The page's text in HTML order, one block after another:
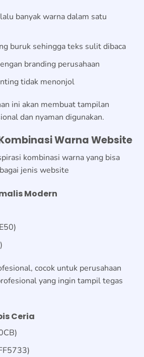
banyak warna dalam satu
buruk sehingga teks sulit dibaca
branding perusahaan
tidak menonjol
ini akan membuat tampilan
dan nyaman digunakan.
Warna Website
kombinasi warna yang bisa
jenis website
Modern
cocok untuk perusahaan
yang ingin tampil tegas
Ceria